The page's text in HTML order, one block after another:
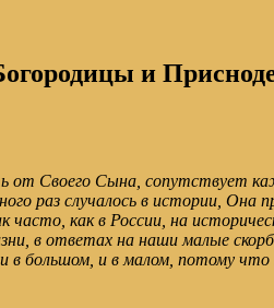
и
от Своего Сына, сопутствует
раз случалось в истории, Она
часто, как в России, на
в ответах на наши малые
в большом, и в малом, потому